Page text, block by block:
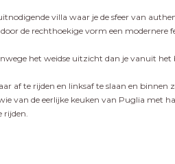
villa waar je de sfeer van
de rechthoekige vorm een modernere
het weidse uitzicht dan je vanuit het
af te rijden en linksaf te slaan en binnen
van de eerlijke keuken van Puglia met
rijden.